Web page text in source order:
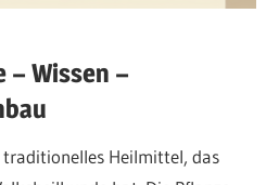
Wissen –
Heilmittel, das